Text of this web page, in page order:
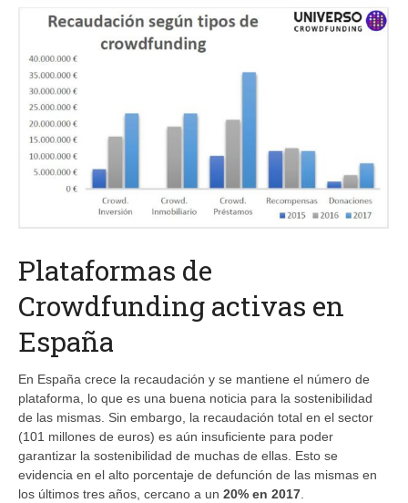
Plataformas de
Crowdfunding activas en
España
En España crece la recaudación y se mantiene el número de
plataforma, lo que es una buena noticia para la sostenibilidad
de las mismas. Sin embargo, la recaudación total en el sector
(101 millones de euros) es aún insuficiente para poder
garantizar la sostenibilidad de muchas de ellas. Esto se
evidencia en el alto porcentaje de defunción de las mismas en
los últimos tres años, cercano a un 20% en 2017